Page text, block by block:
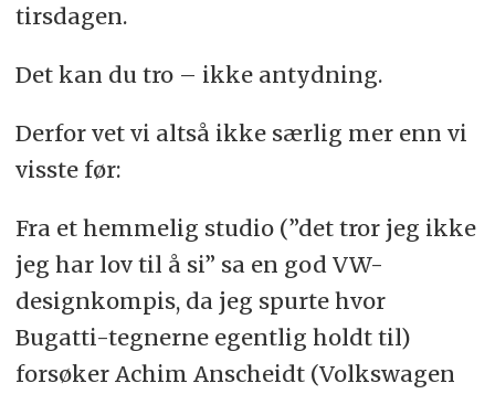
tirsdagen.
Det kan du tro – ikke antydning.
Derfor vet vi altså ikke særlig mer enn vi
visste før:
Fra et hemmelig studio (”det tror jeg ikke
jeg har lov til å si” sa en god VW-
designkompis, da jeg spurte hvor
Bugatti-tegnerne egentlig holdt til)
forsøker Achim Anscheidt (Volkswagen